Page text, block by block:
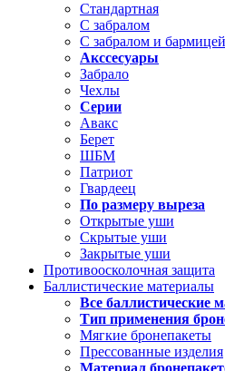
Стандартная
С забралом
С забралом и бармицей
Акссесуары
Забрало
Чехлы
Серии
Авакс
Берет
ШБМ
Патриот
Гвардеец
По размеру выреза
Открытые уши
Скрытые уши
Закрытые уши
Противоосколочная защита
Баллистические материалы
Все баллистические
Тип применения
Мягкие бронепакеты
Прессованные изделия
Материал